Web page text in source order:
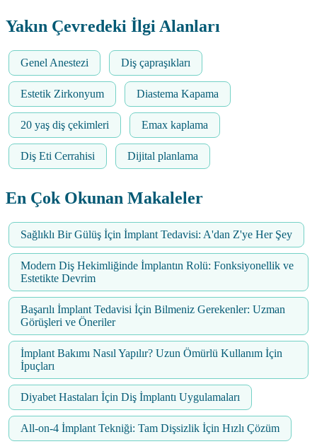
Yakın Çevredeki İlgi Alanları
Genel Anestezi Diş çapraşıkları
Estetik Zirkonyum Diastema Kapama
20 yaş diş çekimleri Emax kaplama
Diş Eti Cerrahisi Dijital planlama
En Çok Okunan Makaleler
Sağlıklı Bir Gülüş İçin İmplant Tedavisi: A'dan Z'ye Her Şey
Modern Diş Hekimliğinde İmplantın Rolü: Fonksiyonellik ve
Estetikte Devrim
Başarılı İmplant Tedavisi İçin Bilmeniz Gerekenler: Uzman
Görüşleri ve Öneriler
İmplant Bakımı Nasıl Yapılır? Uzun Ömürlü Kullanım İçin
İpuçları
Diyabet Hastaları İçin Diş İmplantı Uygulamaları
All-on-4 İmplant Tekniği: Tam Dişsizlik İçin Hızlı Çözüm